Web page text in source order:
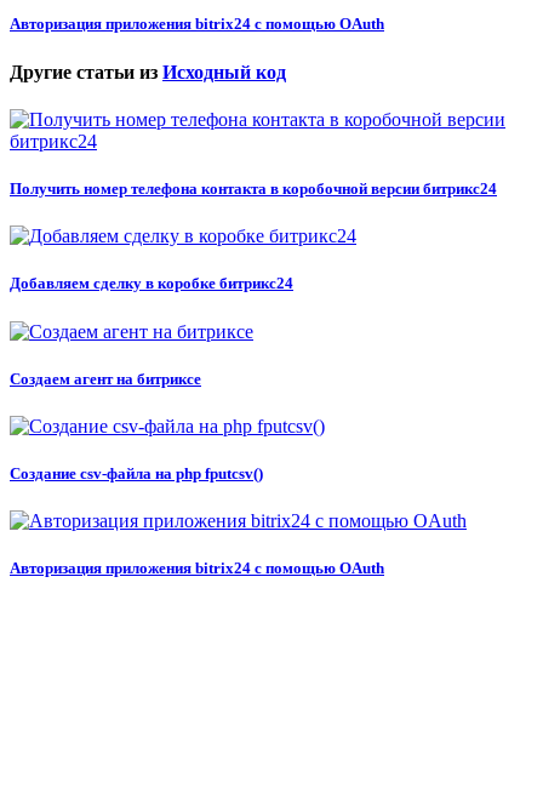
Авторизация приложения bitrix24 с помощью OAuth
Другие статьи из Исходный код
Получить номер телефона контакта в коробочной версии битрикс24
Добавляем сделку в коробке битрикс24
Создаем агент на битриксе
Создание csv-файла на php fputcsv()
Авторизация приложения bitrix24 с помощью OAuth